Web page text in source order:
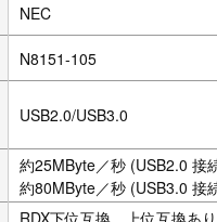
NEC
N8151-105
USB2.0/USB3.0
約25MByte／秒 (USB2.0 接
約80MByte／秒 (USB3.0 接
RDX下位互換、上位互換あり